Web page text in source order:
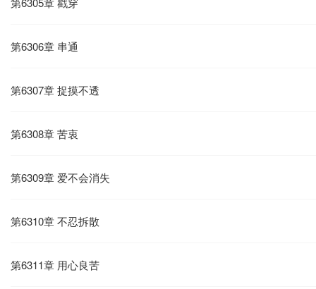
第6306章 串通
第6307章 捉摸不透
第6308章 苦衷
第6309章 爱不会消失
第6310章 不忍拆散
第6311章 用心良苦